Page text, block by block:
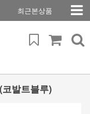
최근본상품
발트블루)